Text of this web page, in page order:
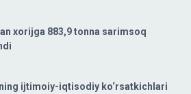
xorijga 883,9 tonna sarimsoq
ijtimoiy-iqtisodiy ko‘rsatkichlari